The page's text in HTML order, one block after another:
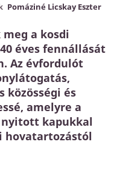
Pomáziné Licskay Eszter
a kosdi
éves fennállását
Az évfordulót
közösségi és
amelyre a
kapukkal